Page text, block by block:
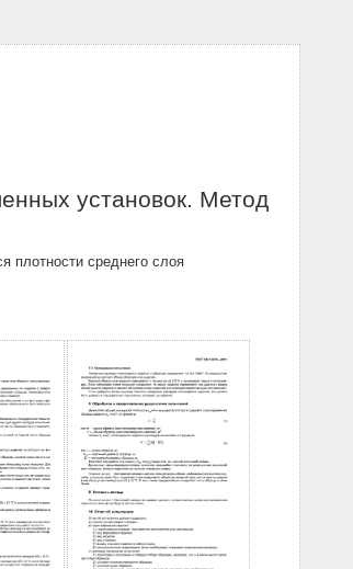
установок. Метод
плотности среднего слоя